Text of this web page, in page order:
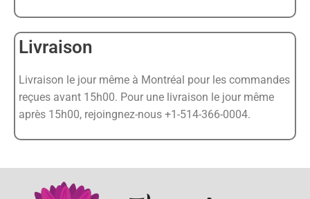
Livraison
Livraison le jour même à Montréal pour les commandes
reçues avant 15h00. Pour une livraison le jour même
après 15h00, rejoingnez-nous +1-514-366-0004.